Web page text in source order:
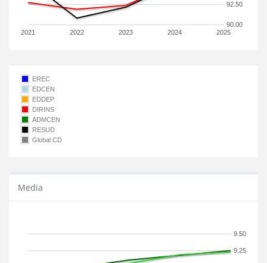
2021 2022 2023 2024 2025
90.00
92.50
EREC
EDCEN
EDDEP
DIRINS
ADMCEN
RESUD
Global CD
Media
9.25
9.50